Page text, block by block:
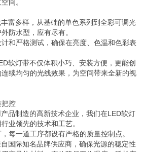
间。
富多样，从基础的单色系列到全彩可调光
防水型，应有尽有。
和严格测试，确保在亮度、色温和色彩表
软灯带不仅体积小巧、安装方便，更能创
续均匀的光线效果，为空间带来全新的视
把控
品制造的高新技术企业，我们在LED软灯
业领先的技术和工艺。
每一道工序都设有严格的质量控制点。
国际知名品牌供应商，确保光源的稳定性